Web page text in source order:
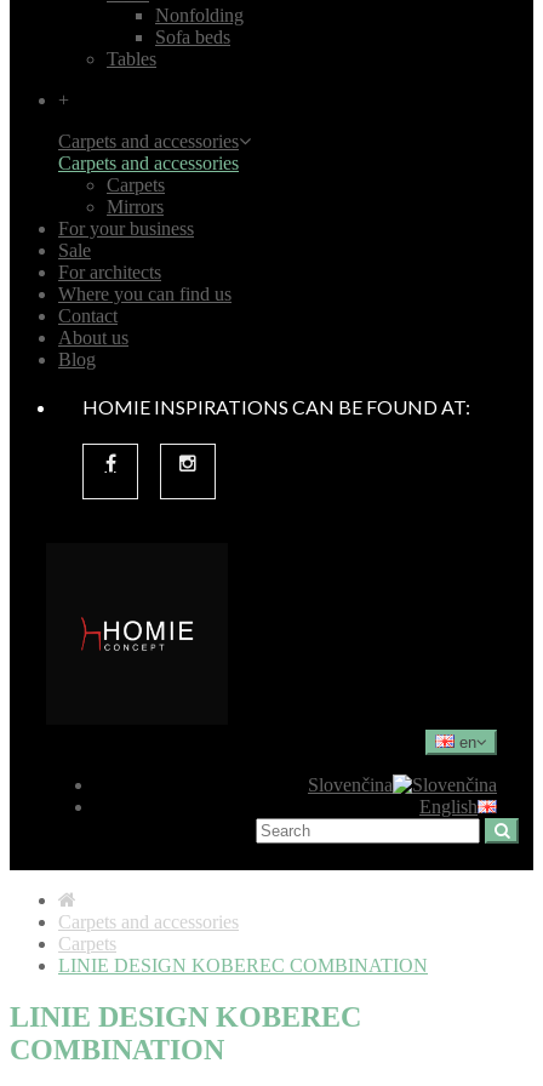
Nonfolding
Sofa beds
Tables
+
Carpets and accessories
Carpets and accessories
Carpets
Mirrors
For your business
Sale
For architects
Where you can find us
Contact
About us
Blog
HOMIE INSPIRATIONS CAN BE FOUND AT:
en
Slovenčina
English
Carpets and accessories
Carpets
LINIE DESIGN KOBEREC COMBINATION
LINIE DESIGN KOBEREC
COMBINATION